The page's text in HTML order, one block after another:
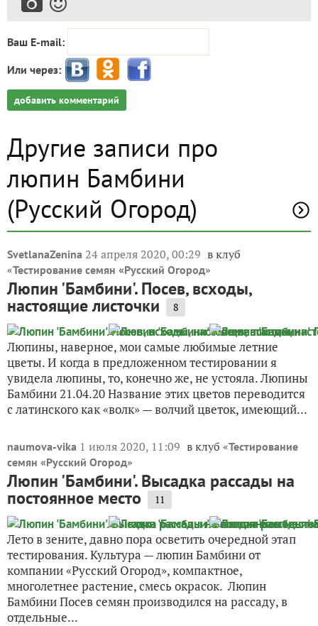
Ваш E-mail:
Или через:
добавить комментарий
Другие записи про
люпин Бамбини
(Русский Огород)
SvetlanaZenina 24 апреля 2020, 00:29 в клуб
«Тестирование семян «Русский Огород»
Люпин 'Бамбини'. Посев, всходы,
настоящие листочки 8
Люпины, наверное, мои самые любимые летние
цветы. И когда в предложенном тестировании я
увидела люпины, то, конечно же, не устояла. Люпины
Бамбини 21.04.20 Название этих цветов переводится
с латинского как «волк» — волчий цветок, имеющий...
naumova-vika 1 июля 2020, 11:09 в клуб «Тестирование
семян «Русский Огород»
Люпин 'Бамбини'. Высадка рассады на
постоянное место 11
Лето в зените, давно пора осветить очередной этап
тестирования. Культура — люпин Бамбини от
компании «Русский Огород», компактное,
многолетнее растение, смесь окрасок. Люпин
Бамбини Посев семян производился на рассаду, в
отдельные...